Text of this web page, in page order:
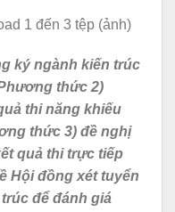
1 đến 3 tệp (ảnh)
ký ngành kiến trúc
thức 2)
thi năng khiếu
thức 3) đề nghị
quả thi trực tiếp
Hội đồng xét tuyển
để đánh giá